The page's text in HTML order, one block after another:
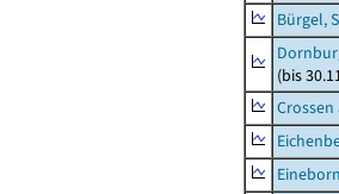
Bürgel,
(bis